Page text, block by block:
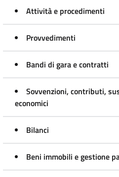
Attività e procedimenti
Provvedimenti
Bandi di gara e contratti
Sovvenzioni, contributi,
economici
Bilanci
Beni immobili e gestione